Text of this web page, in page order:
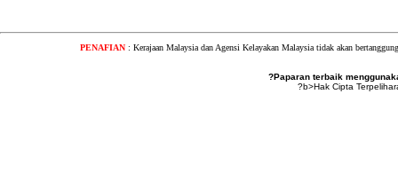
PENAFIAN : Kerajaan Malaysia dan Agensi Kelayakan Malaysia tidak akan
?Paparan terbaik
?b>Hak Cipta